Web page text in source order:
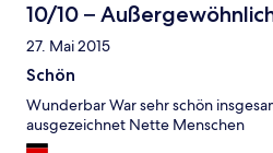
10/10 –
27. Mai 2015
Schön
Wunderbar War sehr schön
ausgezeichnet Nette Menschen